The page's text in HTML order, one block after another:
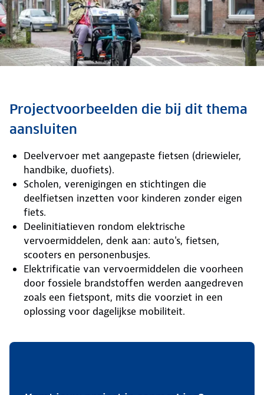
Projectvoorbeelden die bij dit thema
aansluiten
Deelvervoer met aangepaste fietsen (driewieler,
handbike, duofiets).
Scholen, verenigingen en stichtingen die
deelfietsen inzetten voor kinderen zonder eigen
fiets.
Deelinitiatieven rondom elektrische
vervoermiddelen, denk aan: auto's, fietsen,
scooters en personenbusjes.
Elektrificatie van vervoermiddelen die voorheen
door fossiele brandstoffen werden aangedreven
zoals een fietspont, mits die voorziet in een
oplossing voor dagelijkse mobiliteit.